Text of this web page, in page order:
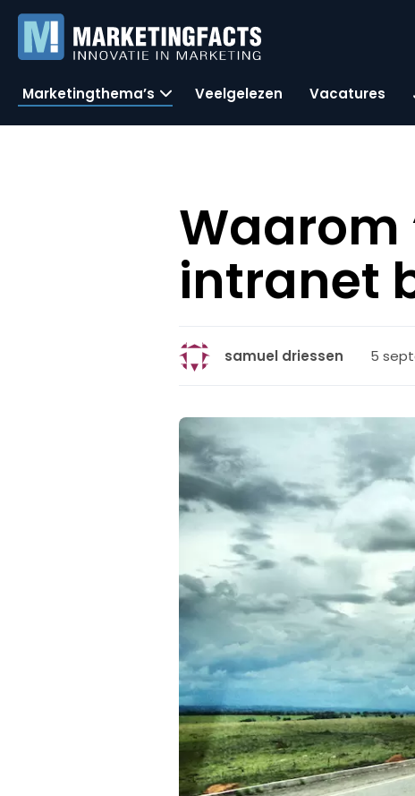
Marketingthema’s Veelgelezen Vacatures
Waarom
intranet
samuel driessen 5